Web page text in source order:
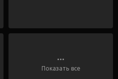
...
Показать все